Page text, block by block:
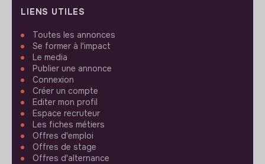
LIENS UTILES
Toutes les annonces
Se former à l'impact
Le media
Publier une annonce
Connexion
Créer un compte
Editer mon profil
Espace recruteur
Les fiches métiers
Offres d'emploi
Offres de stage
Offres d'alternance